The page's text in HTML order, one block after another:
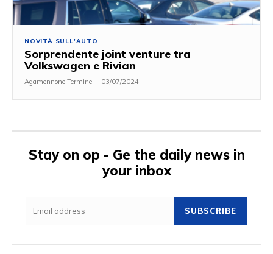
NOVITÀ SULL'AUTO
Sorprendente joint venture tra
Volkswagen e Rivian
Agamennone Termine - 03/07/2024
Stay on op - Ge the daily news in
your inbox
SUBSCRIBE